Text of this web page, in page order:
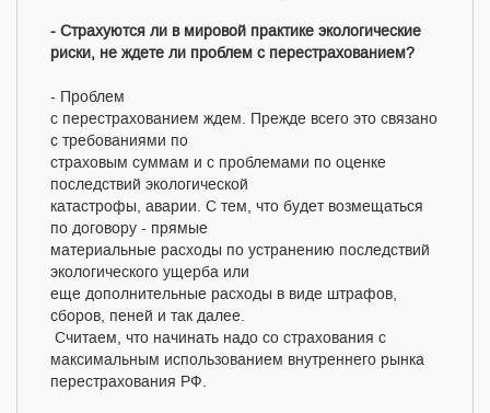
- Страхуются ли в мировой практике экологические
риски, не ждете ли проблем с перестрахованием?
- Проблем
с перестрахованием ждем. Прежде всего это связано
с требованиями по
страховым суммам и с проблемами по оценке
последствий экологической
катастрофы, аварии. С тем, что будет возмещаться
по договору - прямые
материальные расходы по устранению последствий
экологического ущерба или
еще дополнительные расходы в виде штрафов,
сборов, пеней и так далее.
Считаем, что начинать надо со страхования с
максимальным использованием внутреннего рынка
перестрахования РФ.